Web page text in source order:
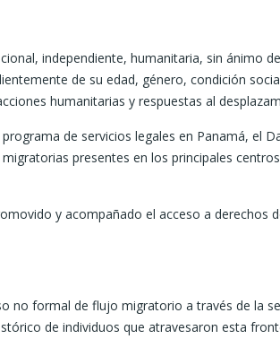
independiente, humanitaria, sin ánimo
de su edad, género, condición
humanitarias y respuestas al
de servicios legales en Panamá, el
presentes en los principales
y acompañado el acceso a
formal de flujo migratorio a través de la
de individuos que atravesaron esta